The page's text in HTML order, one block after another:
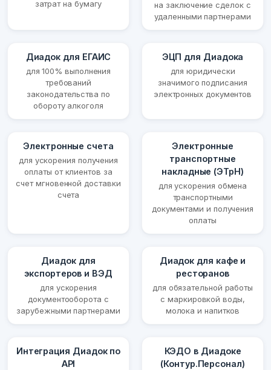
затрат на бумагу
на заключение сделок с
удаленными партнерами
Диадок для ЕГАИС
для 100% выполнения
требований
законодательства по
обороту алкоголя
ЭЦП для Диадока
для юридически
значимого подписания
электронных документов
Электронные счета
для ускорения получения
оплаты от клиентов за
счет мгновенной доставки
счета
Электронные
транспортные
накладные (ЭТрН)
для ускорения обмена
транспортными
документами и получения
оплаты
Диадок для
экспортеров и ВЭД
для ускорения
документооборота с
зарубежными партнерами
Диадок для кафе и
ресторанов
для обязательной работы
с маркировкой воды,
молока и напитков
Интеграция Диадок по
API
КЭДО в Диадоке
(Контур.Персонал)